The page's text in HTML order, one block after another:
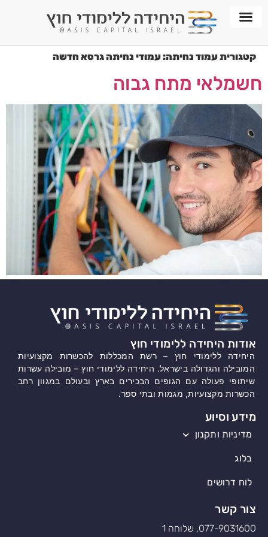
קטגורית עמוד נחיתה:עמודי נחיתה גרסא חדשה
חשמלאי מתח גבוה
אודות היחידה ללימודי חוץ
היחידה ללימודי חוץ – רשת המכללות להכשרות מקצועיות
המובילה והגדולה בישראל. היחידה ללימודי חוץ – מובילה עשרות
שיתופי פעולה עם הגופים הבכירים בארץ ובעולם במגוון רחב
הכשרות מקצועיות, מגמות ובתי ספר.
מידע וסיוע
מדיניות ותקנון
בלוג
לוח דרושים
צור קשר
077-9031600, שלוחה 1